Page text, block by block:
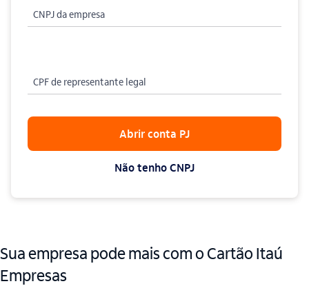
Sua empresa pode mais com o Cartão Itaú
Empresas